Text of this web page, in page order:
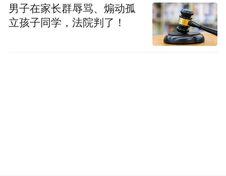
男子在家长群辱骂、煽动孤
立孩子同学，法院判了！